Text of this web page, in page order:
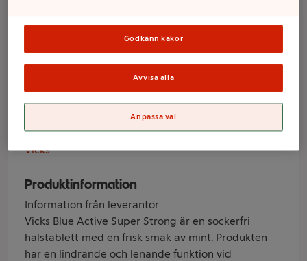
Active Strong
sockerfri 72g
Vicks
Varumärke
Vicks
Produktinformation
Information från leverantör
Vicks Blue Active Super Strong är en sockerfri
halstablett med en frisk smak av mint. Produkten
har en lindrande och lenande funktion vid
Godkänn kakor
Avvisa alla
Anpassa val